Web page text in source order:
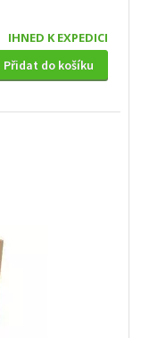
IHNED K EXPEDICI
Přidat do košíku